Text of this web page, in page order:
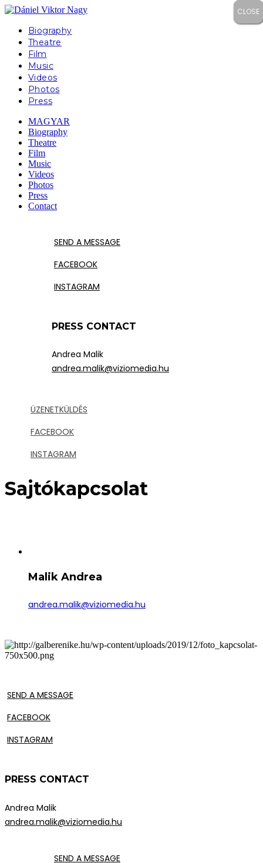
Biography
Theatre
Film
Music
Videos
Photos
Press
MAGYAR
Biography
Theatre
Film
Music
Videos
Photos
Press
Contact
SEND A MESSAGE
FACEBOOK
INSTAGRAM
PRESS CONTACT
Andrea Malik
andrea.malik@viziomedia.hu
ÜZENETKÜLDÉS
FACEBOOK
INSTAGRAM
Sajtókapcsolat
Malik Andrea
andrea.malik@viziomedia.hu
SEND A MESSAGE
FACEBOOK
INSTAGRAM
PRESS CONTACT
Andrea Malik
andrea.malik@viziomedia.hu
SEND A MESSAGE
CLOSE
CLOSE
CLOSE
CLOSE